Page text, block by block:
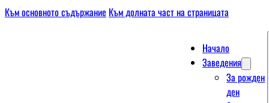
Към основното съдържание Към долната част на страницата
Начало
Заведения
За рожден
ден